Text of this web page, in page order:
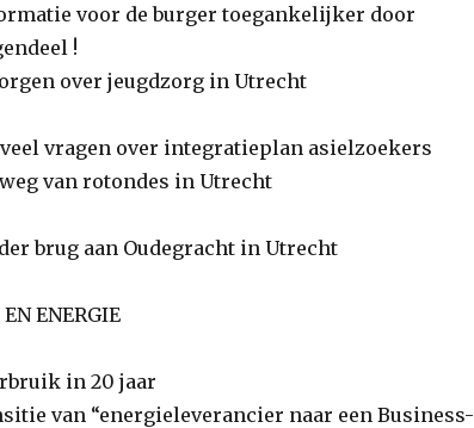
voor de burger toegankelijker door
!
over jeugdzorg in Utrecht
vragen over integratieplan asielzoekers
van rotondes in Utrecht
brug aan Oudegracht in Utrecht
ENERGIE
in 20 jaar
van “energieleverancier naar een Business-